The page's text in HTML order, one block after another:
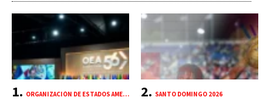
ORGANIZACIÓN DE ESTADOS AMERICANOS (OEA) SANTO DOMINGO 2026